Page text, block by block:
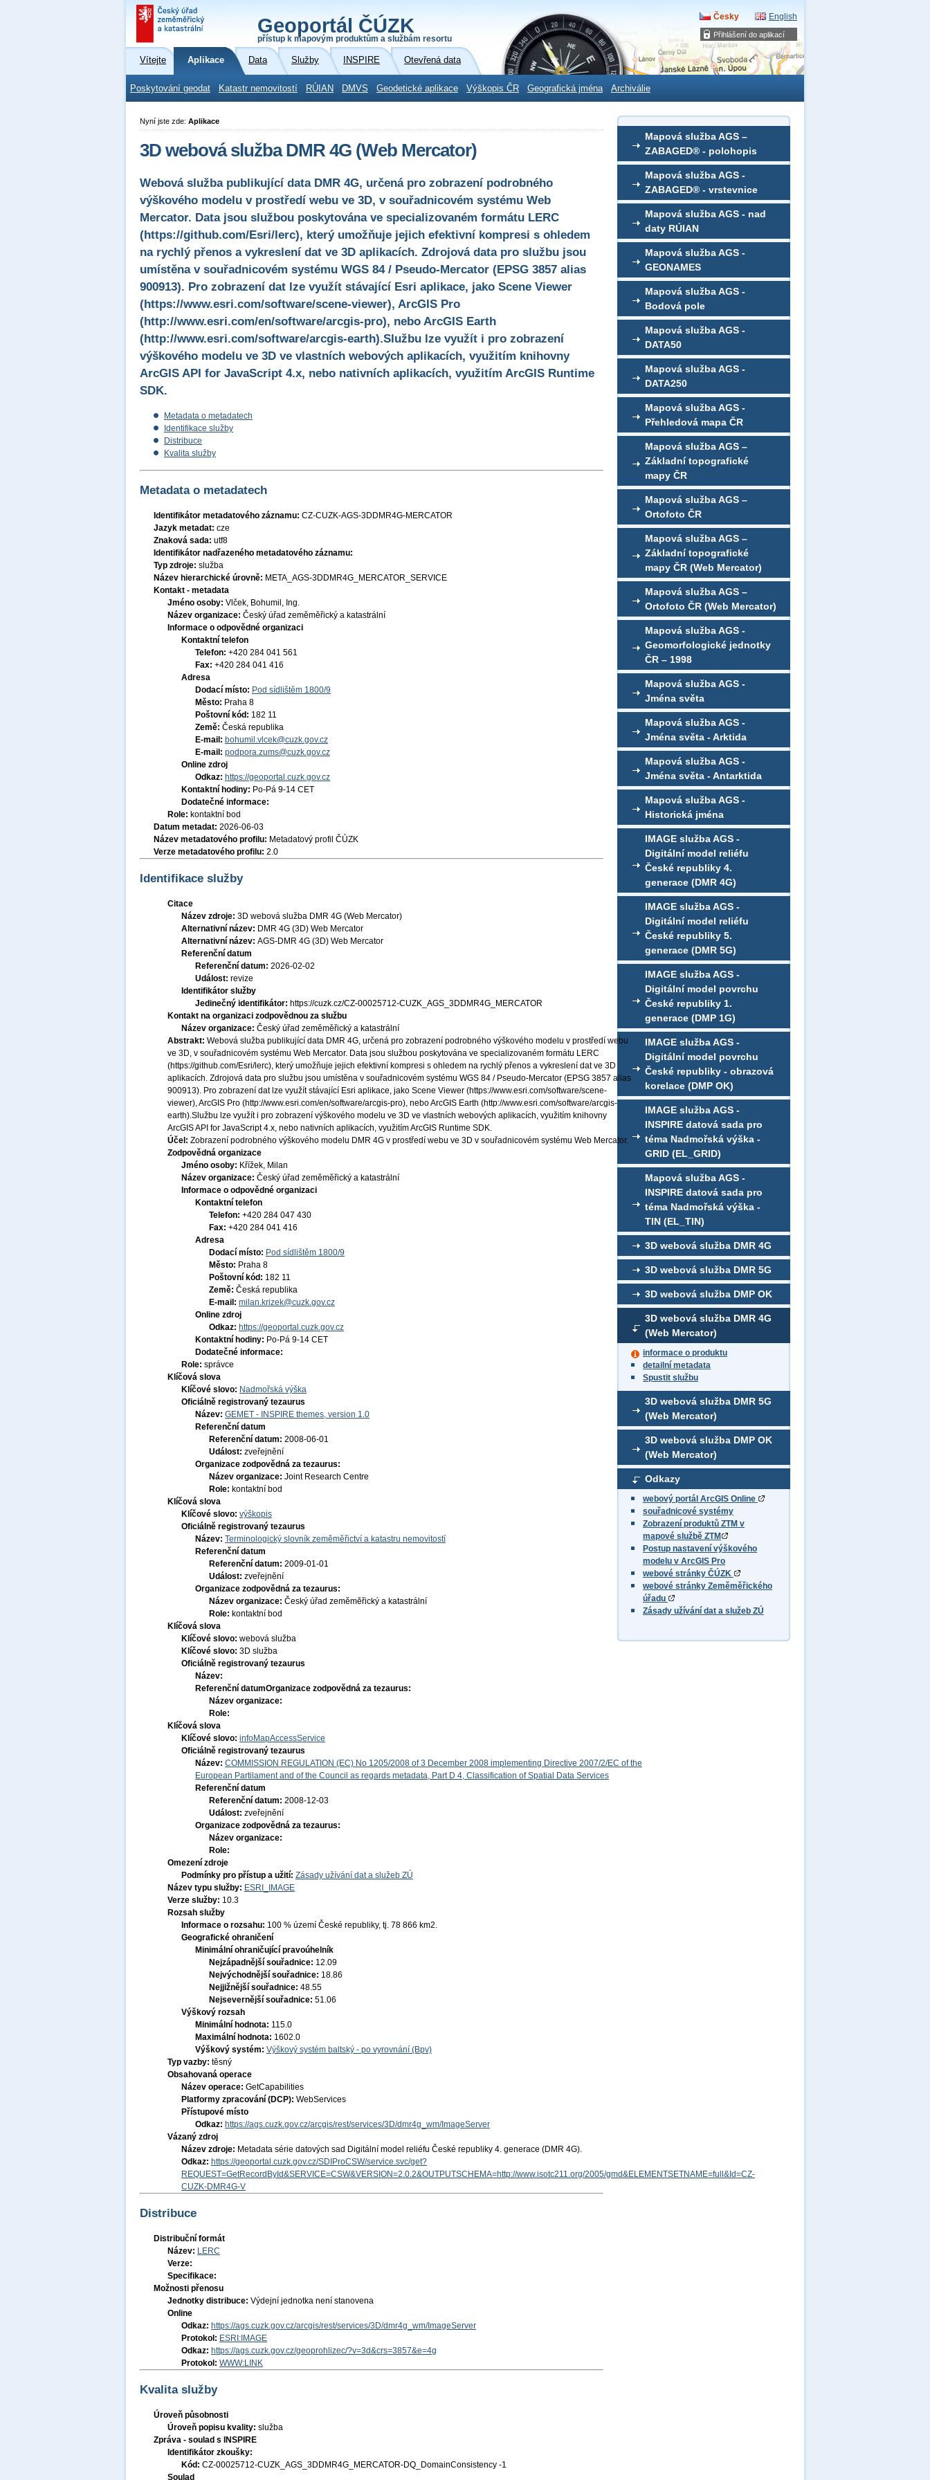
Přihlášení do aplikací
Geoportál ČÚZK
přístup k mapovým produktům a službám resortu
Česky English
Vítejte Aplikace Data Služby INSPIRE Otevřená data
Poskytování geodat Katastr nemovitostí RÚIAN DMVS Geodetické aplikace Výškopis ČR Geografická jména Archiválie
Mapová služba AGS –
ZABAGED® - polohopis
Mapová služba AGS -
ZABAGED® - vrstevnice
Mapová služba AGS - nad
daty RÚIAN
Mapová služba AGS -
GEONAMES
Mapová služba AGS -
Bodová pole
Mapová služba AGS -
DATA50
Mapová služba AGS -
DATA250
Mapová služba AGS -
Přehledová mapa ČR
Mapová služba AGS –
Základní topografické
mapy ČR
Mapová služba AGS –
Ortofoto ČR
Mapová služba AGS –
Základní topografické
mapy ČR (Web Mercator)
Mapová služba AGS –
Ortofoto ČR (Web Mercator)
Mapová služba AGS -
Geomorfologické jednotky
ČR – 1998
Mapová služba AGS -
Jména světa
Mapová služba AGS -
Jména světa - Arktida
Mapová služba AGS -
Jména světa - Antarktida
Mapová služba AGS -
Historická jména
IMAGE služba AGS -
Digitální model reliéfu
České republiky 4.
generace (DMR 4G)
IMAGE služba AGS -
Digitální model reliéfu
České republiky 5.
generace (DMR 5G)
IMAGE služba AGS -
Digitální model povrchu
České republiky 1.
generace (DMP 1G)
IMAGE služba AGS -
Digitální model povrchu
České republiky - obrazová
korelace (DMP OK)
IMAGE služba AGS -
INSPIRE datová sada pro
téma Nadmořská výška -
GRID (EL_GRID)
Mapová služba AGS -
INSPIRE datová sada pro
téma Nadmořská výška -
TIN (EL_TIN)
3D webová služba DMR 4G
3D webová služba DMR 5G
3D webová služba DMP OK
3D webová služba DMR 4G
(Web Mercator)
informace o produktu
detailní metadata
Spustit službu
3D webová služba DMR 5G
(Web Mercator)
3D webová služba DMP OK
(Web Mercator)
Odkazy
webový portál ArcGIS Online
souřadnicové systémy
Zobrazení produktů ZTM v
mapové službě ZTM
Postup nastavení výškového
modelu v ArcGIS Pro
webové stránky ČÚZK
webové stránky Zeměměřického
úřadu
Zásady užívání dat a služeb ZÚ
Nyní jste zde: Aplikace
3D webová služba DMR 4G (Web Mercator)
Webová služba publikující data DMR 4G, určená pro zobrazení podrobného
výškového modelu v prostředí webu ve 3D, v souřadnicovém systému Web
Mercator. Data jsou službou poskytována ve specializovaném formátu LERC
(https://github.com/Esri/lerc), který umožňuje jejich efektivní kompresi s ohledem
na rychlý přenos a vykreslení dat ve 3D aplikacích. Zdrojová data pro službu jsou
umístěna v souřadnicovém systému WGS 84 / Pseudo-Mercator (EPSG 3857 alias
900913). Pro zobrazení dat lze využít stávající Esri aplikace, jako Scene Viewer
(https://www.esri.com/software/scene-viewer), ArcGIS Pro
(http://www.esri.com/en/software/arcgis-pro), nebo ArcGIS Earth
(http://www.esri.com/software/arcgis-earth).Službu lze využít i pro zobrazení
výškového modelu ve 3D ve vlastních webových aplikacích, využitím knihovny
ArcGIS API for JavaScript 4.x, nebo nativních aplikacích, využitím ArcGIS Runtime
SDK.
Metadata o metadatech
Identifikace služby
Distribuce
Kvalita služby
Metadata o metadatech
Identifikátor metadatového záznamu: CZ-CUZK-AGS-3DDMR4G-MERCATOR
Jazyk metadat: cze
Znaková sada: utf8
Identifikátor nadřazeného metadatového záznamu:
Typ zdroje: služba
Název hierarchické úrovně: META_AGS-3DDMR4G_MERCATOR_SERVICE
Kontakt - metadata
Jméno osoby: Vlček, Bohumil, Ing.
Název organizace: Český úřad zeměměřický a katastrální
Informace o odpovědné organizaci
Kontaktní telefon
Telefon: +420 284 041 561
Fax: +420 284 041 416
Adresa
Dodací místo: Pod sídlištěm 1800/9
Město: Praha 8
Poštovní kód: 182 11
Země: Česká republika
E-mail: bohumil.vlcek@cuzk.gov.cz
E-mail: podpora.zums@cuzk.gov.cz
Online zdroj
Odkaz: https://geoportal.cuzk.gov.cz
Kontaktní hodiny: Po-Pá 9-14 CET
Dodatečné informace:
Role: kontaktní bod
Datum metadat: 2026-06-03
Název metadatového profilu: Metadatový profil ČÚZK
Verze metadatového profilu: 2.0
Identifikace služby
Citace
Název zdroje: 3D webová služba DMR 4G (Web Mercator)
Alternativní název: DMR 4G (3D) Web Mercator
Alternativní název: AGS-DMR 4G (3D) Web Mercator
Referenční datum
Referenční datum: 2026-02-02
Událost: revize
Identifikátor služby
Jedinečný identifikátor: https://cuzk.cz/CZ-00025712-CUZK_AGS_3DDMR4G_MERCATOR
Kontakt na organizaci zodpovědnou za službu
Název organizace: Český úřad zeměměřický a katastrální
Abstrakt: Webová služba publikující data DMR 4G, určená pro zobrazení podrobného výškového modelu v prostředí webu
ve 3D, v souřadnicovém systému Web Mercator. Data jsou službou poskytována ve specializovaném formátu LERC
(https://github.com/Esri/lerc), který umožňuje jejich efektivní kompresi s ohledem na rychlý přenos a vykreslení dat ve 3D
aplikacích. Zdrojová data pro službu jsou umístěna v souřadnicovém systému WGS 84 / Pseudo-Mercator (EPSG 3857 alias
900913). Pro zobrazení dat lze využít stávající Esri aplikace, jako Scene Viewer (https://www.esri.com/software/scene-
viewer), ArcGIS Pro (http://www.esri.com/en/software/arcgis-pro), nebo ArcGIS Earth (http://www.esri.com/software/arcgis-
earth).Službu lze využít i pro zobrazení výškového modelu ve 3D ve vlastních webových aplikacích, využitím knihovny
ArcGIS API for JavaScript 4.x, nebo nativních aplikacích, využitím ArcGIS Runtime SDK.
Účel: Zobrazení podrobného výškového modelu DMR 4G v prostředí webu ve 3D v souřadnicovém systému Web Mercator.
Zodpovědná organizace
Jméno osoby: Křížek, Milan
Název organizace: Český úřad zeměměřický a katastrální
Informace o odpovědné organizaci
Kontaktní telefon
Telefon: +420 284 047 430
Fax: +420 284 041 416
Adresa
Dodací místo: Pod sídlištěm 1800/9
Město: Praha 8
Poštovní kód: 182 11
Země: Česká republika
E-mail: milan.krizek@cuzk.gov.cz
Online zdroj
Odkaz: https://geoportal.cuzk.gov.cz
Kontaktní hodiny: Po-Pá 9-14 CET
Dodatečné informace:
Role: správce
Klíčová slova
Klíčové slovo: Nadmořská výška
Oficiálně registrovaný tezaurus
Název: GEMET - INSPIRE themes, version 1.0
Referenční datum
Referenční datum: 2008-06-01
Událost: zveřejnění
Organizace zodpovědná za tezaurus:
Název organizace: Joint Research Centre
Role: kontaktní bod
Klíčová slova
Klíčové slovo: výškopis
Oficiálně registrovaný tezaurus
Název: Terminologický slovník zeměměřictví a katastru nemovitostí
Referenční datum
Referenční datum: 2009-01-01
Událost: zveřejnění
Organizace zodpovědná za tezaurus:
Název organizace: Český úřad zeměměřický a katastrální
Role: kontaktní bod
Klíčová slova
Klíčové slovo: webová služba
Klíčové slovo: 3D služba
Oficiálně registrovaný tezaurus
Název:
Referenční datumOrganizace zodpovědná za tezaurus:
Název organizace:
Role:
Klíčová slova
Klíčové slovo: infoMapAccessService
Oficiálně registrovaný tezaurus
Název: COMMISSION REGULATION (EC) No 1205/2008 of 3 December 2008 implementing Directive 2007/2/EC of the
European Partilament and of the Council as regards metadata, Part D 4, Classification of Spatial Data Services
Referenční datum
Referenční datum: 2008-12-03
Událost: zveřejnění
Organizace zodpovědná za tezaurus:
Název organizace:
Role:
Omezení zdroje
Podmínky pro přístup a užití: Zásady užívání dat a služeb ZÚ
Název typu služby: ESRI_IMAGE
Verze služby: 10.3
Rozsah služby
Informace o rozsahu: 100 % území České republiky, tj. 78 866 km2.
Geografické ohraničení
Minimální ohraničující pravoúhelník
Nejzápadnější souřadnice: 12.09
Nejvýchodnější souřadnice: 18.86
Nejjižnější souřadnice: 48.55
Nejsevernější souřadnice: 51.06
Výškový rozsah
Minimální hodnota: 115.0
Maximální hodnota: 1602.0
Výškový systém: Výškový systém baltský - po vyrovnání (Bpv)
Typ vazby: těsný
Obsahovaná operace
Název operace: GetCapabilities
Platformy zpracování (DCP): WebServices
Přístupové místo
Odkaz: https://ags.cuzk.gov.cz/arcgis/rest/services/3D/dmr4g_wm/ImageServer
Vázaný zdroj
Název zdroje: Metadata série datových sad Digitální model reliéfu České republiky 4. generace (DMR 4G).
Odkaz: https://geoportal.cuzk.gov.cz/SDIProCSW/service.svc/get?
REQUEST=GetRecordById&SERVICE=CSW&VERSION=2.0.2&OUTPUTSCHEMA=http://www.isotc211.org/2005/gmd&ELEMENTSETNAME=full&Id=CZ-
CUZK-DMR4G-V
Distribuce
Distribuční formát
Název: LERC
Verze:
Specifikace:
Možnosti přenosu
Jednotky distribuce: Výdejní jednotka není stanovena
Online
Odkaz: https://ags.cuzk.gov.cz/arcgis/rest/services/3D/dmr4g_wm/ImageServer
Protokol: ESRI:IMAGE
Odkaz: https://ags.cuzk.gov.cz/geoprohlizec/?v=3d&crs=3857&e=4g
Protokol: WWW:LINK
Kvalita služby
Úroveň působnosti
Úroveň popisu kvality: služba
Zpráva - soulad s INSPIRE
Identifikátor zkoušky:
Kód: CZ-00025712-CUZK_AGS_3DDMR4G_MERCATOR-DQ_DomainConsistency -1
Soulad